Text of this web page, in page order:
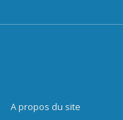
A propos du site